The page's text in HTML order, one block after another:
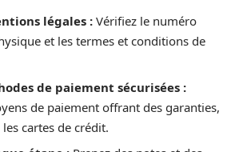
légales : Vérifiez le numéro
et les termes et conditions de
de paiement sécurisées :
de paiement offrant des garanties,
cartes de crédit.